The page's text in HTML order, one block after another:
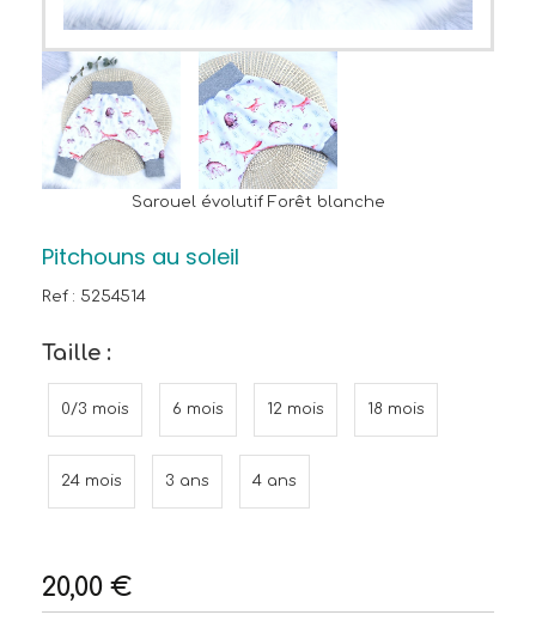
Sarouel évolutif Forêt blanche
Pitchouns au soleil
Ref : 5254514
Taille :
0/3 mois 6 mois 12 mois 18 mois
24 mois 3 ans 4 ans
20,00 €